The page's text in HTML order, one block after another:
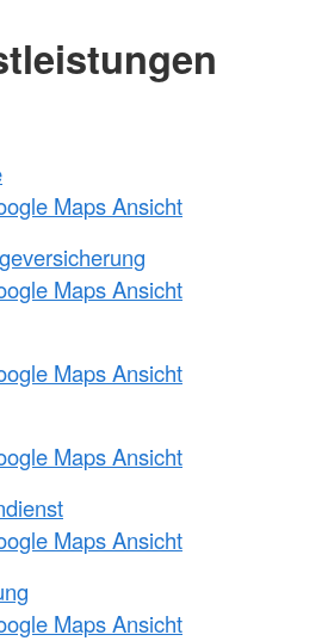
Maps Ansicht
Maps Ansicht
Maps Ansicht
Maps Ansicht
Maps Ansicht
Maps Ansicht